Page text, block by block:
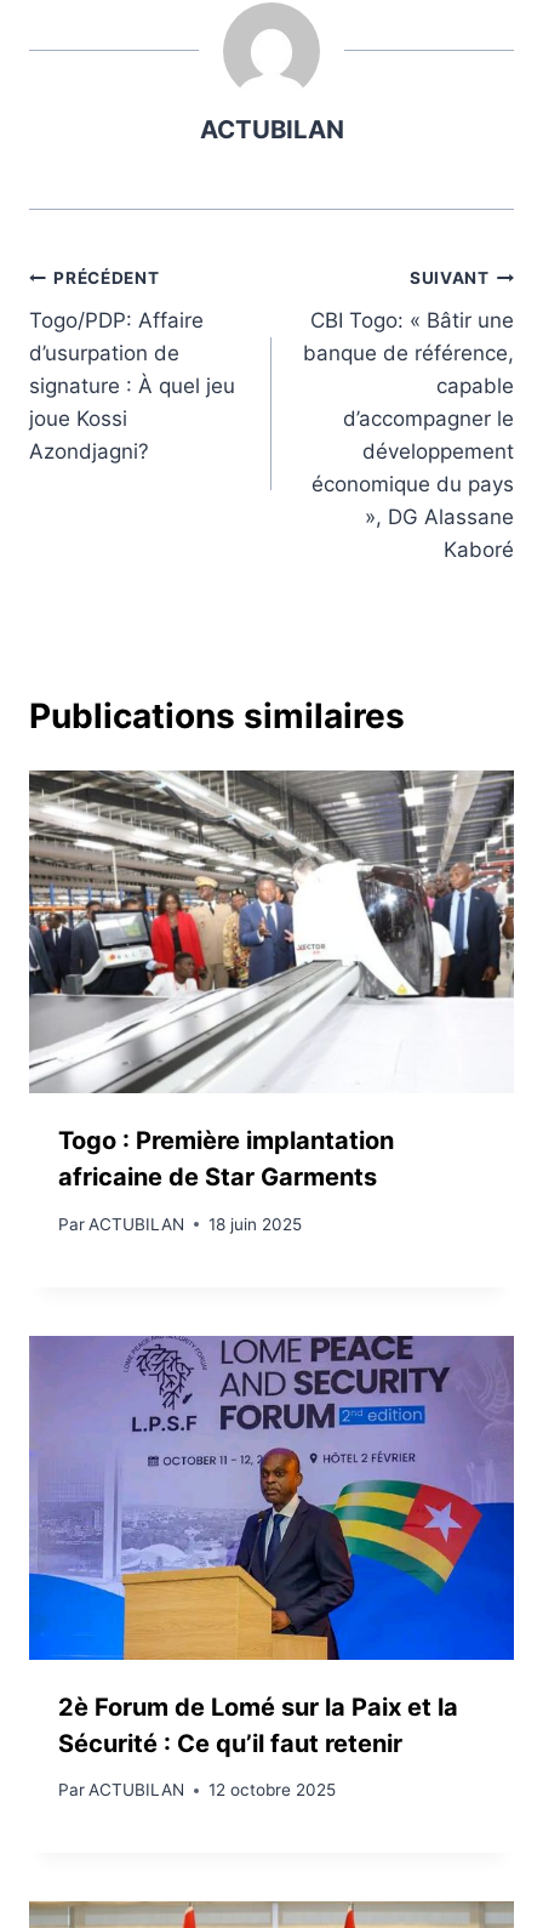
ACTUBILAN
Navigation
de
l’article
PRÉCÉDENT
Togo/PDP: Affaire
d’usurpation de
signature : À quel jeu
joue Kossi
Azondjagni?
SUIVANT
CBI Togo: « Bâtir une
banque de référence,
capable
d’accompagner le
développement
économique du pays
», DG Alassane
Kaboré
Publications similaires
Togo : Première implantation
africaine de Star Garments
ParACTUBILAN 18 juin 2025
2è Forum de Lomé sur la Paix et la
Sécurité : Ce qu’il faut retenir
ParACTUBILAN 12 octobre 2025